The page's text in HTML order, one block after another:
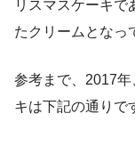
リスマスケーキで
たクリームとなっ
参考まで、2017
キは下記の通りで